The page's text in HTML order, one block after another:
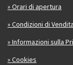
» Orari di apertura
» Condizioni di Vendita
» Informazioni sulla
» Cookies